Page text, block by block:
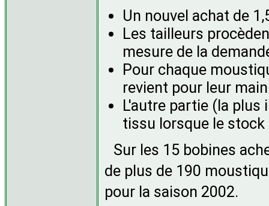
Un nouvel achat de
Les tailleurs
mesure de la
Pour chaque
revient pour leur
L'autre partie (la
tissu lorsque le stock
Sur les 15 bobines
de plus de 190
pour la saison 2002.